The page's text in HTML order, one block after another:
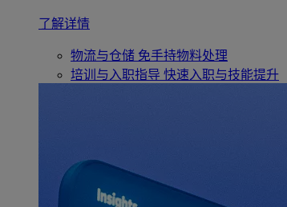
了解详情
物流与仓储 免手持物料处理
培训与入职指导 快速入职与技能提升